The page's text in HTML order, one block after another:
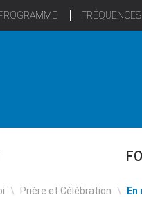
FRÉQUENCES
FOI
\ Prière et Célébration \